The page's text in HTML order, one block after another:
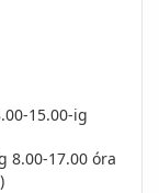
15.00-ig
8.00-17.00 óra